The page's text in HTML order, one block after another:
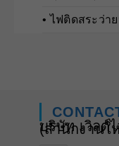
• ไฟติดสระว่า
บริษัท เวิลด์
(สำนักงานใ